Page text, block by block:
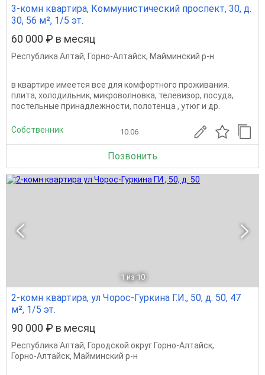
3-комн квартира, Коммунистический проспект, 30, д.
30, 56 м², 1/5 эт.
60 000 ₽ в месяц
Республика Алтай, Горно-Алтайск, Майминский р-н
в квартире имеется все для комфортного проживания.
плита, холодильник, микроволновка, телевизор, посуда,
постельные принадлежности, полотенца , утюг и др.
Собственник 10.06
Позвонить
1 из 10
2-комн квартира, ул Чорос-Гуркина Г.И., 50, д. 50, 47
м², 1/5 эт.
90 000 ₽ в месяц
Республика Алтай, Городской округ Горно-Алтайск,
Горно-Алтайск, Майминский р-н